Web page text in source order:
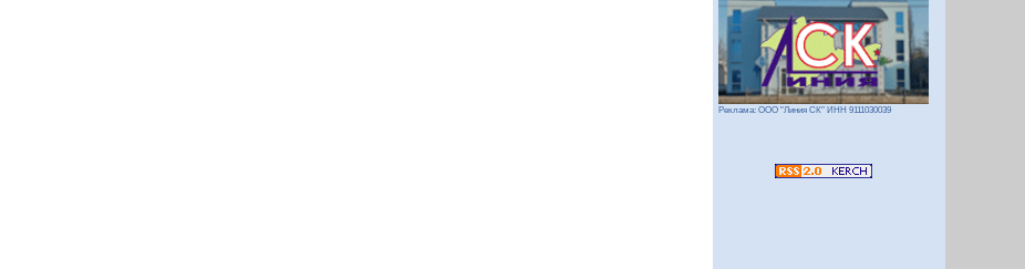
Реклама: ООО "Линия СК" ИНН 9111030039